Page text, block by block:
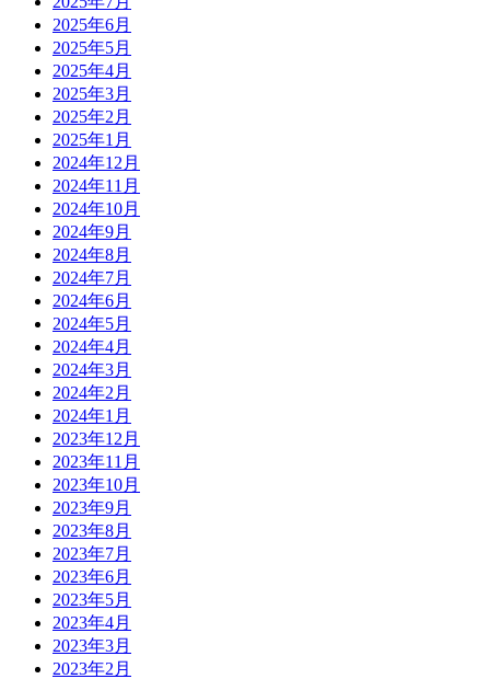
2025年6月
2025年5月
2025年4月
2025年3月
2025年2月
2025年1月
2024年12月
2024年11月
2024年10月
2024年9月
2024年8月
2024年7月
2024年6月
2024年5月
2024年4月
2024年3月
2024年2月
2024年1月
2023年12月
2023年11月
2023年10月
2023年9月
2023年8月
2023年7月
2023年6月
2023年5月
2023年4月
2023年3月
2023年2月